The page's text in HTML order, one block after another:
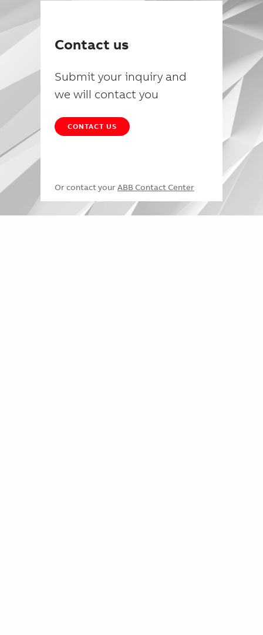
Contact us
Submit your inquiry and
we will contact you
CONTACT US
Or contact your ABB Contact Center